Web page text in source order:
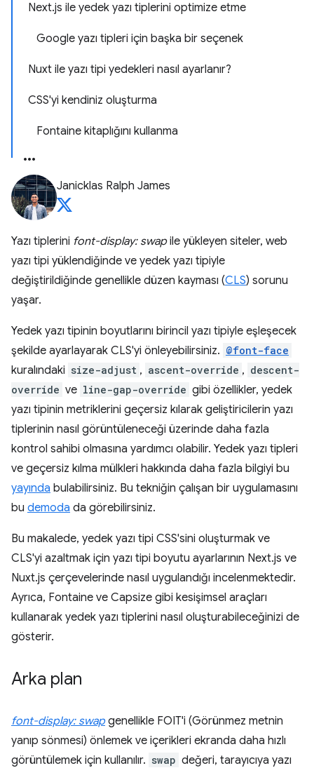
Next.js ile yedek yazı tiplerini optimize etme
Google yazı tipleri için başka bir seçenek
Nuxt ile yazı tipi yedekleri nasıl ayarlanır?
CSS'yi kendiniz oluşturma
Fontaine kitaplığını kullanma
Janicklas Ralph James
Yazı tiplerini font-display: swapile yükleyen siteler, web
yazı tipi yüklendiğinde ve yedek yazı tipiyle
değiştirildiğinde genellikle düzen kayması (CLS) sorunu
yaşar.
Yedek yazı tipinin boyutlarını birincil yazı tipiyle eşleşecek
şekilde ayarlayarak CLS'yi önleyebilirsiniz. @font-face
kuralındaki size-adjust , ascent-override , descent-
override ve line-gap-override gibi özellikler, yedek
yazı tipinin metriklerini geçersiz kılarak geliştiricilerin yazı
tiplerinin nasıl görüntüleneceği üzerinde daha fazla
kontrol sahibi olmasına yardımcı olabilir. Yedek yazı tipleri
ve geçersiz kılma mülkleri hakkında daha fazla bilgiyi bu
yayında bulabilirsiniz. Bu tekniğin çalışan bir uygulamasını
bu demoda da görebilirsiniz.
Bu makalede, yedek yazı tipi CSS'sini oluşturmak ve
CLS'yi azaltmak için yazı tipi boyutu ayarlarının Next.js ve
Nuxt.js çerçevelerinde nasıl uygulandığı incelenmektedir.
Ayrıca, Fontaine ve Capsize gibi kesişimsel araçları
kullanarak yedek yazı tiplerini nasıl oluşturabileceğinizi de
gösterir.
Arka plan
font-display: swapgenellikle FOIT'i (Görünmez metnin
yanıp sönmesi) önlemek ve içerikleri ekranda daha hızlı
görüntülemek için kullanılır. swap değeri, tarayıcıya yazı